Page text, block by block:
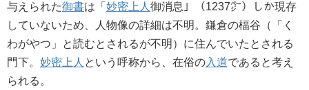
与えられた御書は「 妙密上人 御消息」（1237㌻）しか現存
していないため、人物像の詳細は不明。鎌倉の楅谷（「く
わがやつ」と読むとされるが不明）に住んでいたとされる
門下。 妙密上人 という呼称から、在俗の入道であると考え
られる。